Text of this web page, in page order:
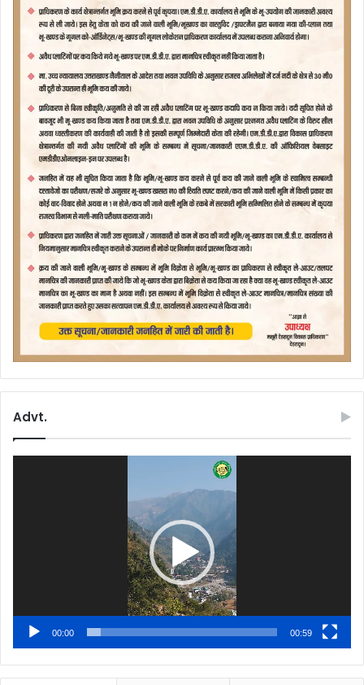
Advt.
00:00 00:59